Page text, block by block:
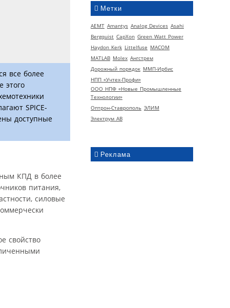
Метки
AEMT Amantys Analog Devices Asahi
Bergquist CapXon Green Watt Power
Haydon Kerk Littelfuse MACOM
MATLAB Molex Ангстрем
Дорожный порядок ММП-Ирбис
НПП «Учтех-Профи»
ООО НПФ «Новые Промышленные
Технологии»
Оптрон-Ставрополь ЭЛИМ
Электрум АВ
Реклама
все более
этого
SPICE-
доступные
КПД в более
питания,
силовые
свойство